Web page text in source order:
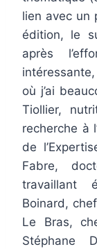
lien avec un
édition, le
après
où j’ai
Tiollier,
recherche à
de
Fabre,
travaillant
Boinard,
Le Bras,
Stéphane